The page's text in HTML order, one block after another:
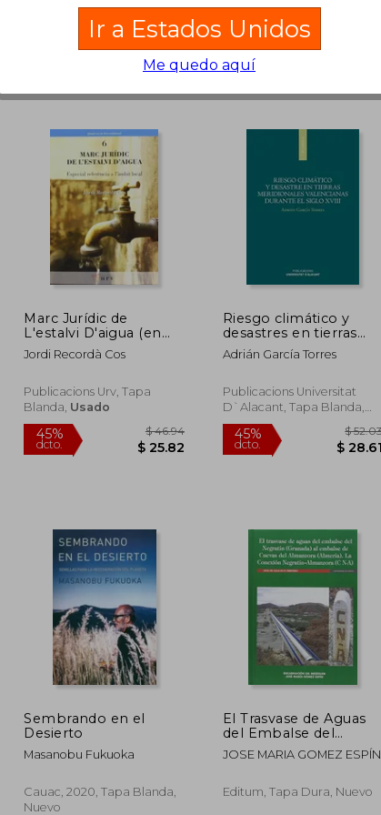
Tapa Blanda, Nuevo
45%
dcto.
Valladolid, Tapa Blanda,
Nuevo
dcto.
Marc Jurídic de
L'estalvi D'aigua (en
Catalán)
Jordi Recordà Cos
Publicacions Urv, Tapa
Blanda, Usado
dcto. $ 25.82
Riesgo climático y
desastres en tierras
meridionales
valencianas durante el
Adrián García Torres
Publicacions Universitat
D`alacant, Tapa Blanda,
Nuevo
dcto.
Sembrando en el
Desierto
Masanobu Fukuoka
Cauac, 2020, Tapa Blanda,
Nuevo
El Trasvase de Aguas
del Embalse del
Negratín (Granada) Al
Embalse de Cuevas
(Almería). la Conexión
JOSE MARIA GOMEZ ESPÍN
Editum, Tapa Dura, Nuevo
Ir a Estados Unidos
Me quedo aquí